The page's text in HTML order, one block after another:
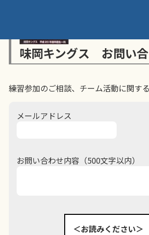
味岡キングス お問い
練習参加のご相談、チーム活動に関す
メールアドレス
お問い合わせ内容（500文字以内）
＜お読みください＞